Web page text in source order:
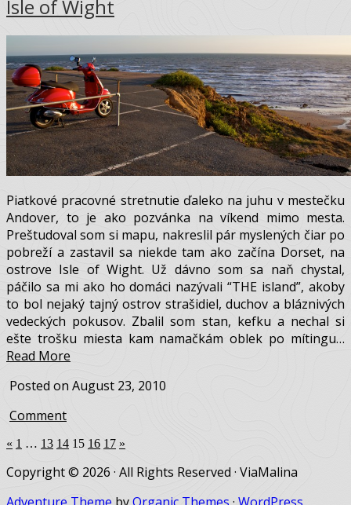
limit tak trochu neprešvihol…
Read More
Posted on September 10, 2010
2 Comments
Isle of Wight
Piatkové pracovné stretnutie ďaleko na juhu v mestečku
Andover, to je ako pozvánka na víkend mimo mesta.
Preštudoval som si mapu, nakreslil pár myslených čiar po
pobreží a zastavil sa niekde tam ako začína Dorset, na
ostrove Isle of Wight. Už dávno som sa naň chystal,
páčilo sa mi ako ho domáci nazývali “THE island”, akoby
vedeckých pokusov. Zbalil som stan, kefku a nechal si
ešte trošku miesta kam namačkám oblek po mítingu…
Read More